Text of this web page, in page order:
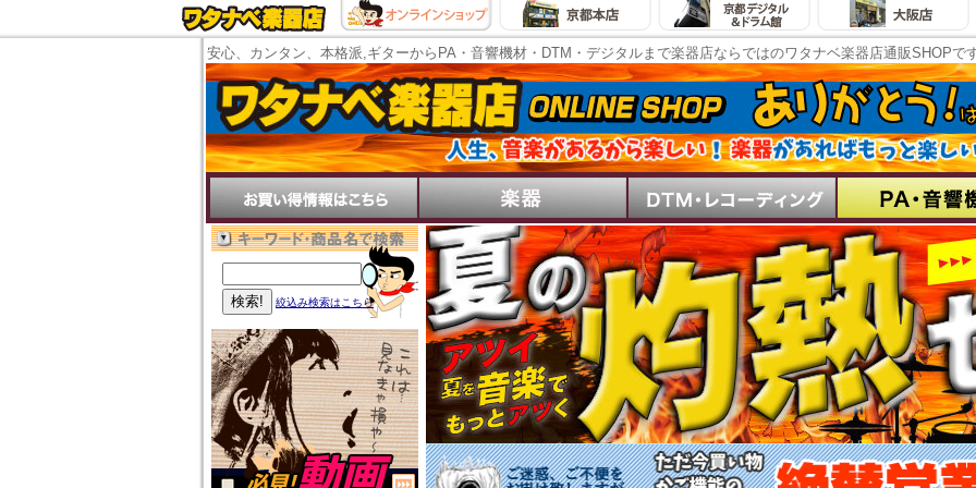
安心、カンタン、本格派,ギターからPA・音響機材・DTM・デジタルまで楽器店ならではのワタナベ楽器店通販SHOPで
絞込み検索はこちら